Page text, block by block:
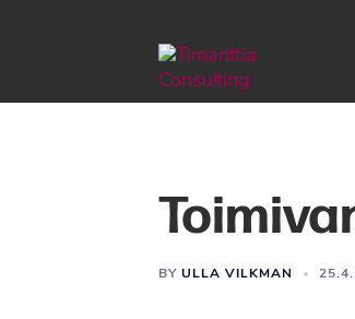
BY ULLA VILKMAN